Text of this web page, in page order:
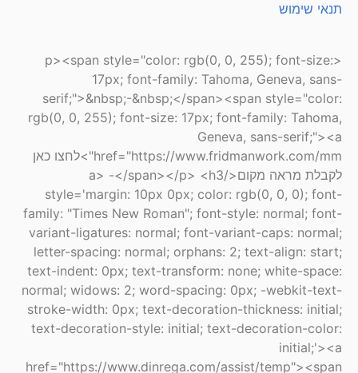
תנאי שימוש
<p><span style="color: rgb(0, 0, 255); font-size:
17px; font-family: Tahoma, Geneva, sans-
serif;">&nbsp;-&nbsp;</span><span style="color:
rgb(0, 0, 255); font-size: 17px; font-family: Tahoma,
Geneva, sans-serif;"><a
href="https://www.fridmanwork.com/mm">לחצו כאן
לקבלת מראה מקום</a> -</span></p> <h3
style='margin: 10px 0px; color: rgb(0, 0, 0); font-
family: "Times New Roman"; font-style: normal; font-
variant-ligatures: normal; font-variant-caps: normal;
letter-spacing: normal; orphans: 2; text-align: start;
text-indent: 0px; text-transform: none; white-space:
normal; widows: 2; word-spacing: 0px; -webkit-text-
stroke-width: 0px; text-decoration-thickness: initial;
text-decoration-style: initial; text-decoration-color:
initial;'><a
href="https://www.dinrega.com/assist/temp"><span